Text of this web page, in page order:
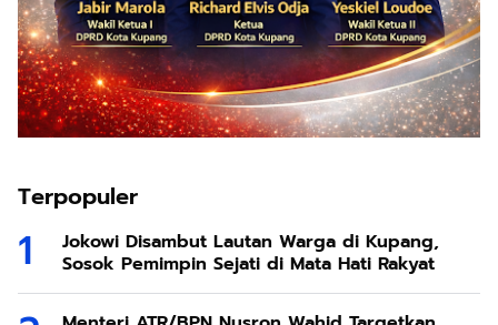
Terpopuler
Jokowi Disambut Lautan Warga di Kupang,
Sosok Pemimpin Sejati di Mata Hati Rakyat